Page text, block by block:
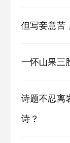
但写妾意苦
一怀山果三
诗题不忍离
诗？